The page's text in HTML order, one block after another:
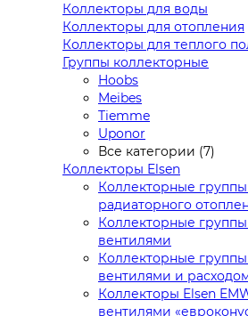
Коллекторы для воды
Коллекторы для отопления
Коллекторы для теплого
Группы коллекторные
Hoobs
Meibes
Tiemme
Uponor
Все категории (7)
Коллекторы Elsen
Коллекторные группы
радиаторного
Коллекторные группы
вентилями
Коллекторные группы
вентилями и
Коллекторы Elsen
вентилями